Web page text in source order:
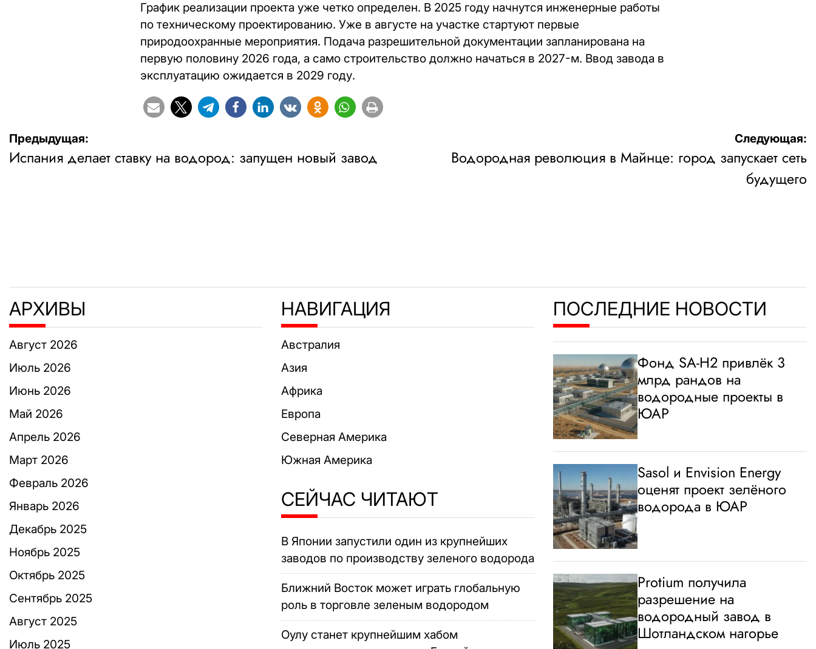
График реализации проекта уже четко определен. В 2025 году начнутся инженерные работы
по техническому проектированию. Уже в августе на участке стартуют первые
природоохранные мероприятия. Подача разрешительной документации запланирована на
первую половину 2026 года, а само строительство должно начаться в 2027-м. Ввод завода в
эксплуатацию ожидается в 2029 году.
Навигация
по
Предыдущая:
Испания делает ставку на водород: запущен новый завод
Следующая:
Водородная революция в Майнце: город запускает сеть
будущего
АРХИВЫ
Август 2026
Июль 2026
Июнь 2026
Май 2026
Апрель 2026
Март 2026
Февраль 2026
Январь 2026
Декабрь 2025
Ноябрь 2025
Октябрь 2025
Сентябрь 2025
Август 2025
Июль 2025
НАВИГАЦИЯ
Австралия
Азия
Африка
Европа
Северная Америка
Южная Америка
СЕЙЧАС ЧИТАЮТ
В Японии запустили один из крупнейших
заводов по производству зеленого водорода
Ближний Восток может играть глобальную
роль в торговле зеленым водородом
Оулу станет крупнейшим хабом
ПОСЛЕДНИЕ НОВОСТИ
Фонд SA-H2 привлёк 3
млрд рандов на
водородные проекты в
ЮАР
Sasol и Envision Energy
оценят проект зелёного
водорода в ЮАР
Protium получила
разрешение на
водородный завод в
Шотландском нагорье